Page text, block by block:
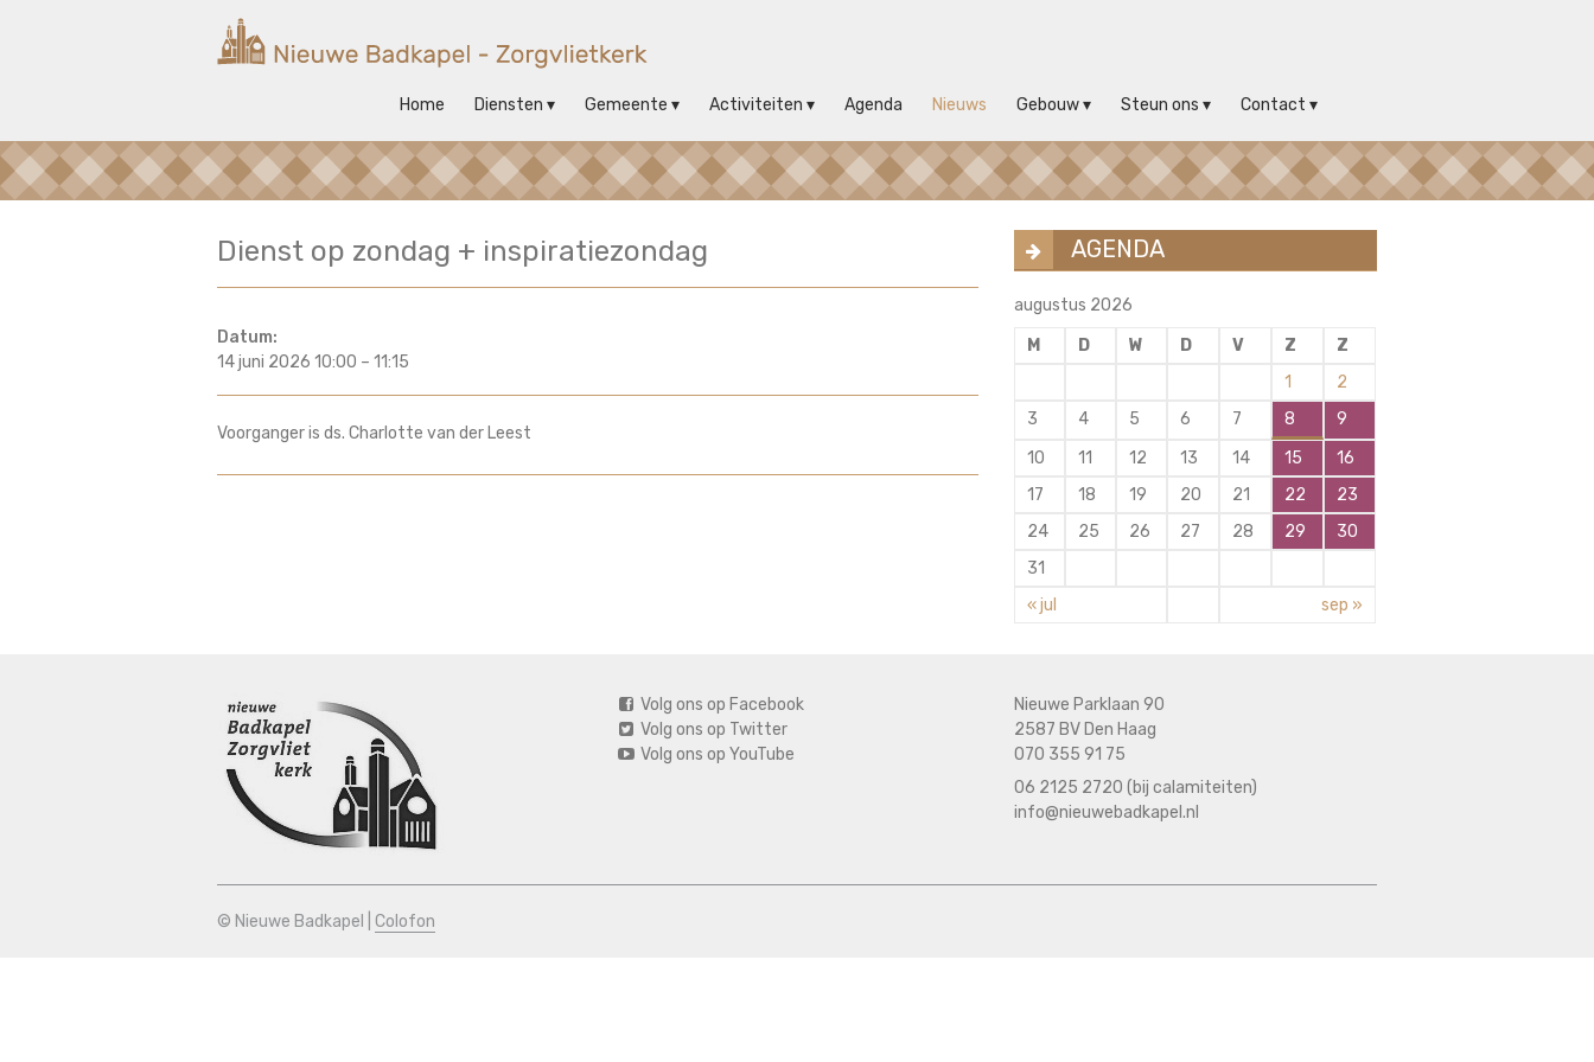
Nieuwe
Kerk
op
Home Diensten Gemeente Activiteiten Agenda Nieuws Gebouw Steun ons Contact
Dienst op zondag + inspiratiezondag
Datum:
14 juni 2026 10:00 – 11:15
Voorganger is ds. Charlotte van der Leest
AGENDA
augustus 2026
M
D W D V Z
Z
1
2
3
4 5 6 7 8
9
10
11 12 13 14 15
16
17
18 19 20 21 22
23
24
25 26 27 28 29
30
31
« jul
sep »
Volg ons op Facebook
Volg ons op Twitter
Volg ons op YouTube
Nieuwe Parklaan 90
2587 BV Den Haag
070 355 91 75
06 2125 2720 (bij calamiteiten)
info@nieuwebadkapel.nl
© Nieuwe Badkapel | Colofon